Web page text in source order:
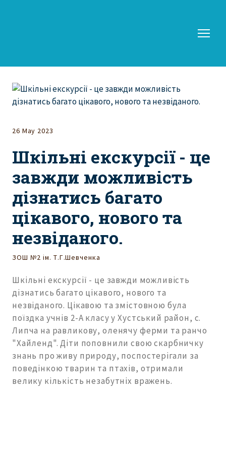
26 May 2023
Шкільні екскурсії - це
завжди можливість
дізнатись багато
цікавого, нового та
незвіданого.
ЗОШ №2 ім. Т.Г.Шевченка
Шкільні екскурсії - це завжди можливість
дізнатись багато цікавого, нового та
незвіданого. Цікавою та змістовною була
поїздка учнів 2-А класу у Хустський район, с.
Липча на равликову, оленячу ферми та ранчо
"Хайленд". Діти поповнили свою скарбничку
знань про живу природу, поспостерігали за
поведінкою тварин та птахів, отримали
велику кількість незабутніх вражень.